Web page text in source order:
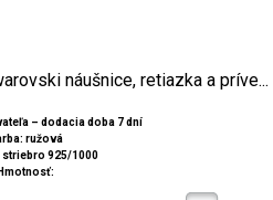
náušnice, retiazka a príve...
– dodacia doba 7 dní
ružová
striebro 925/1000
Hmotnosť: